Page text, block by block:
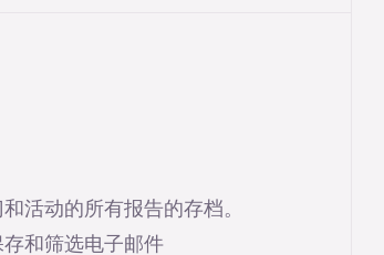
活动的所有报告的存档。
和筛选电子邮件